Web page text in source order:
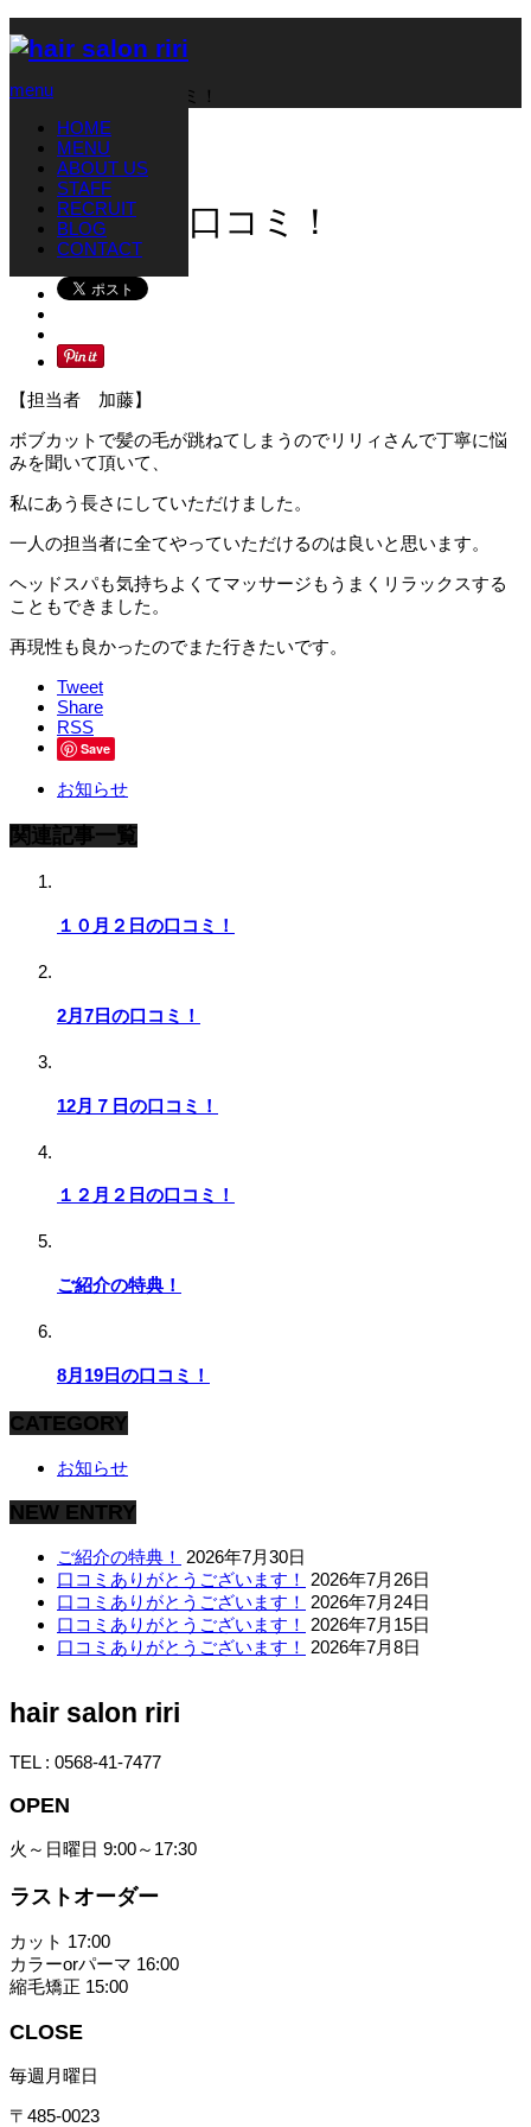
menu
HOME
MENU
ABOUT US
STAFF
RECRUIT
BLOG
CONTACT
ブログ
９月28日の口コミ！
お知らせ
2019.10.4
９月28日の口コミ！
【担当者 加藤】
ボブカットで髪の毛が跳ねてしまうのでリリィさんで丁寧に悩
みを聞いて頂いて、
私にあう長さにしていただけました。
一人の担当者に全てやっていただけるのは良いと思います。
ヘッドスパも気持ちよくてマッサージもうまくリラックスする
こともできました。
再現性も良かったのでまた行きたいです。
Tweet
Share
RSS
Save
お知らせ
関連記事一覧
１０月２日の口コミ！
2月7日の口コミ！
12月７日の口コミ！
１２月２日の口コミ！
ご紹介の特典！
8月19日の口コミ！
CATEGORY
お知らせ
NEW ENTRY
ご紹介の特典！
2026年7月30日
口コミありがとうございます！
2026年7月26日
口コミありがとうございます！
2026年7月24日
口コミありがとうございます！
2026年7月15日
口コミありがとうございます！
2026年7月8日
hair salon riri
TEL : 0568-41-7477
OPEN
火～日曜日 9:00～17:30
ラストオーダー
カット 17:00
カラーorパーマ 16:00
縮毛矯正 15:00
CLOSE
毎週月曜日
〒485-0023